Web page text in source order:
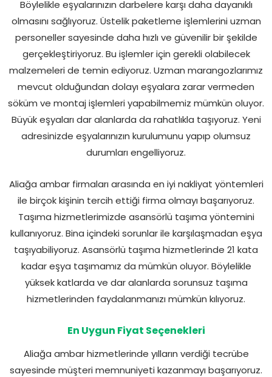
Böylelikle eşyalarınızın darbelere karşı daha dayanıklı
olmasını sağlıyoruz. Üstelik paketleme işlemlerini uzman
personeller sayesinde daha hızlı ve güvenilir bir şekilde
gerçekleştiriyoruz. Bu işlemler için gerekli olabilecek
malzemeleri de temin ediyoruz. Uzman marangozlarımız
mevcut olduğundan dolayı eşyalara zarar vermeden
söküm ve montaj işlemleri yapabilmemiz mümkün oluyor.
Büyük eşyaları dar alanlarda da rahatlıkla taşıyoruz. Yeni
adresinizde eşyalarınızın kurulumunu yapıp olumsuz
durumları engelliyoruz.
Aliağa ambar firmaları arasında en iyi nakliyat yöntemleri
ile birçok kişinin tercih ettiği firma olmayı başarıyoruz.
Taşıma hizmetlerimizde asansörlü taşıma yöntemini
kullanıyoruz. Bina içindeki sorunlar ile karşılaşmadan eşya
taşıyabiliyoruz. Asansörlü taşıma hizmetlerinde 21 kata
kadar eşya taşımamız da mümkün oluyor. Böylelikle
yüksek katlarda ve dar alanlarda sorunsuz taşıma
hizmetlerinden faydalanmanızı mümkün kılıyoruz.
En Uygun Fiyat Seçenekleri
Aliağa ambar hizmetlerinde yılların verdiği tecrübe
sayesinde müşteri memnuniyeti kazanmayı başarıyoruz.